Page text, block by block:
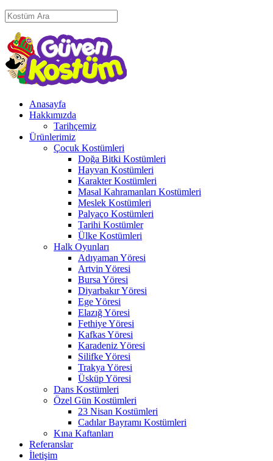
Anasayfa
Hakkımızda
Tarihçemiz
Ürünlerimiz
Çocuk Kostümleri
Doğa Bitki Kostümleri
Hayvan Kostümleri
Karakter Kostümleri
Masal Kahramanları Kostümleri
Meslek Kostümleri
Palyaço Kostümleri
Tarihi Kostümler
Ülke Kostümleri
Halk Oyunları
Adıyaman Yöresi
Artvin Yöresi
Bursa Yöresi
Diyarbakır Yöresi
Ege Yöresi
Elazığ Yöresi
Fethiye Yöresi
Kafkas Yöresi
Karadeniz Yöresi
Silifke Yöresi
Trakya Yöresi
Üsküp Yöresi
Dans Kostümleri
Özel Gün Kostümleri
23 Nisan Kostümleri
Cadılar Bayramı Kostümleri
Kına Kaftanları
Referanslar
İletişim